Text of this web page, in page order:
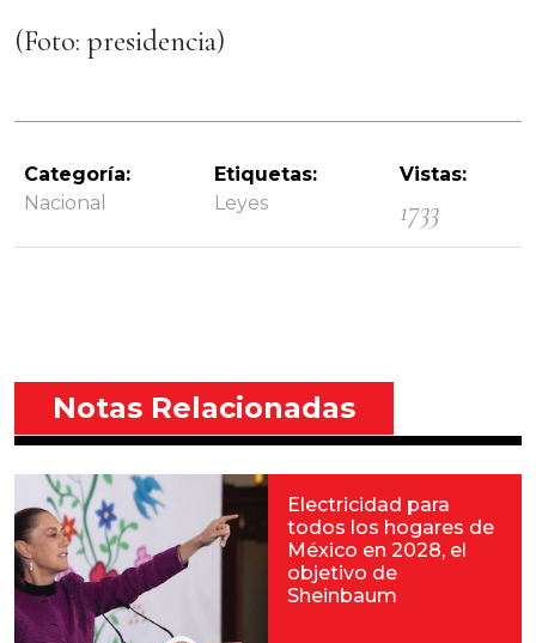
(Foto: presidencia)
Categoría:
Nacional
Etiquetas:
Leyes
Vistas:
1733
Notas Relacionadas
Electricidad para
todos los hogares de
México en 2028, el
objetivo de
Sheinbaum